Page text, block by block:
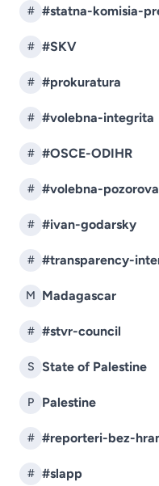
# #statna-komisia-
# #SKV
# #prokuratura
# #volebna-integrita
# #OSCE-ODIHR
# #volebna-
# #ivan-godarsky
# #transparency-
M Madagascar
# #stvr-council
S State of Palestine
P Palestine
# #reporteri-bez-
# #slapp